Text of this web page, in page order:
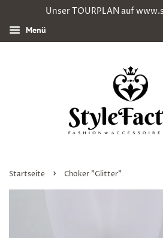
Unser TOURPLAN auf
Menü
Startseite › Choker "Glitter"